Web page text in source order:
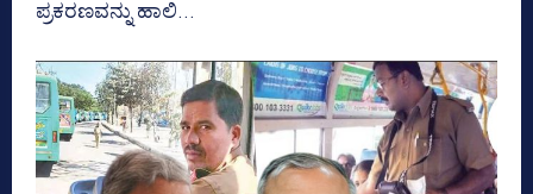
ಪ್ರಕರಣವನ್ನು ಹಾಲಿ...